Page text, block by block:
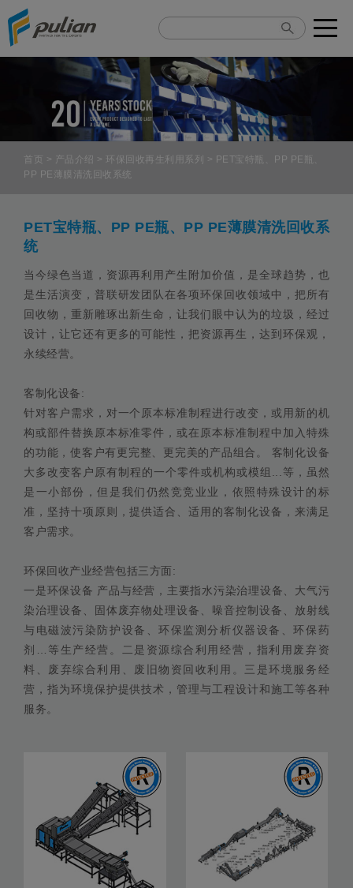
首页 > 产品介绍 > 环保回收再生利用系列
> PET宝特瓶、PP PE瓶、
PP PE薄膜清洗回收系统
PET宝特瓶、PP PE瓶、PP PE薄膜清洗回收系
统
当今绿色当道，资源再利用产生附加价值，是全球趋势，也
是生活演变，普联研发团队在各项环保回收领域中，把所有
回收物，重新雕琢出新生命，让我们眼中认为的垃圾，经过
设计，让它还有更多的可能性，把资源再生，达到环保观，
永续经营。
客制化设备:
针对客户需求，对一个原本标准制程进行改变，或用新的机
构或部件替换原本标准零件，或在原本标准制程中加入特殊
的功能，使客户有更完整、更完美的产品组合。 客制化设备
大多改变客户原有制程的一个零件或机构或模组...等，虽然
是一小部份，但是我们仍然竞竞业业，依照特殊设计的标
准，坚持十项原则，提供适合、适用的客制化设备，来满足
客户需求。
环保回收产业经营包括三方面:
一是环保设备 产品与经营，主要指水污染治理设备、大气污
染治理设备、固体废弃物处理设备、噪音控制设备、放射线
与电磁波污染防护设备、环保监测分析仪器设备、环保药
剂…等生产经营。二是资源综合利用经营，指利用废弃资
料、废弃综合利用、废旧物资回收利用。三是环境服务经
营，指为环境保护提供技术，管理与工程设计和施工等各种
服务。
Cookie管理面板